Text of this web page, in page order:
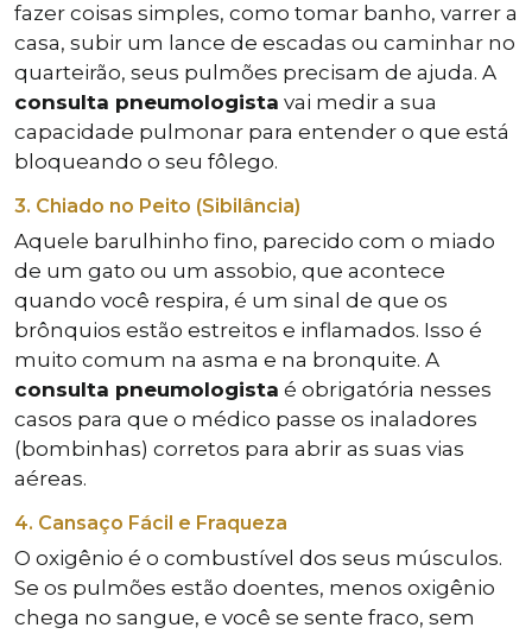
fazer coisas simples, como tomar banho, varrer a
casa, subir um lance de escadas ou caminhar no
quarteirão, seus pulmões precisam de ajuda. A
consulta pneumologista vai medir a sua
capacidade pulmonar para entender o que está
bloqueando o seu fôlego.
3. Chiado no Peito (Sibilância)
Aquele barulhinho fino, parecido com o miado
de um gato ou um assobio, que acontece
quando você respira, é um sinal de que os
brônquios estão estreitos e inflamados. Isso é
muito comum na asma e na bronquite. A
consulta pneumologista é obrigatória nesses
casos para que o médico passe os inaladores
(bombinhas) corretos para abrir as suas vias
aéreas.
4. Cansaço Fácil e Fraqueza
O oxigênio é o combustível dos seus músculos.
Se os pulmões estão doentes, menos oxigênio
chega no sangue, e você se sente fraco, sem